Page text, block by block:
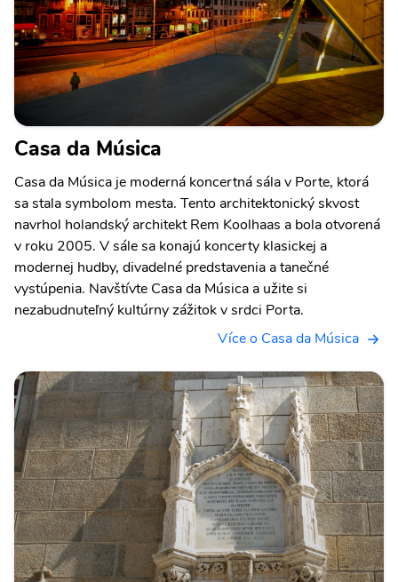
Casa da Música
Casa da Música je moderná koncertná sála v Porte, ktorá
sa stala symbolom mesta. Tento architektonický skvost
navrhol holandský architekt Rem Koolhaas a bola otvorená
v roku 2005. V sále sa konajú koncerty klasickej a
modernej hudby, divadelné predstavenia a tanečné
vystúpenia. Navštívte Casa da Música a užite si
nezabudnuteľný kultúrny zážitok v srdci Porta.
Více o Casa da Música